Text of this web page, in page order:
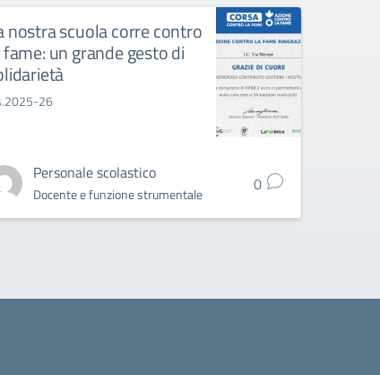
nostra scuola corre contro
un grande gesto di
26
Personale scolastico
Docente e funzione strumentale 0